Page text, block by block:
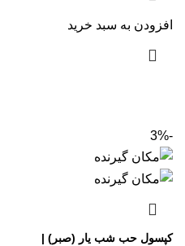
افزودن به سبد خرید
-3%
کپسول حب شب یار (صبر) |